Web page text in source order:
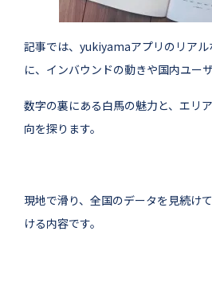
記事では、yukiyamaアプリのリアル
に、インバウンドの動きや国内ユー
数字の裏にある白馬の魅力と、エリ
向を探ります。
現地で滑り、全国のデータを見続け
ける内容です。